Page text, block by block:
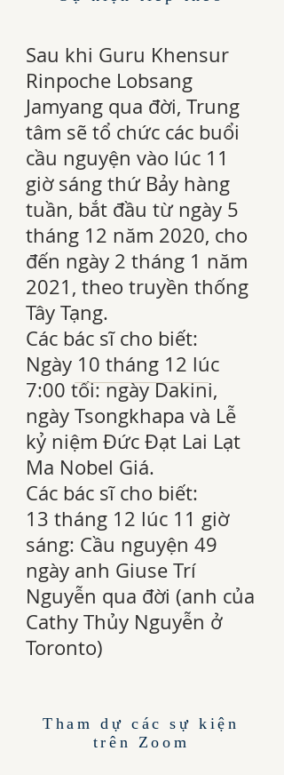
Sau khi Guru Khensur
Rinpoche Lobsang
Jamyang qua đời, Trung
tâm sẽ tổ chức các buổi
cầu nguyện vào lúc 11
giờ sáng thứ Bảy hàng
tuần, bắt đầu từ ngày 5
tháng 12 năm 2020, cho
đến ngày 2 tháng 1 năm
2021, theo truyền thống
Tây Tạng.
Các bác sĩ cho biết:
Ngày 10 tháng 12 lúc
7:00 tối: ngày Dakini,
ngày Tsongkhapa và Lễ
kỷ niệm Đức Đạt Lai Lạt
Ma Nobel Giá.
Các bác sĩ cho biết:
13 tháng 12 lúc 11 giờ
sáng: Cầu nguyện 49
ngày anh Giuse Trí
Nguyễn qua đời (anh của
Cathy Thủy Nguyễn ở
Toronto)
Tham dự các sự kiện
trên Zoom